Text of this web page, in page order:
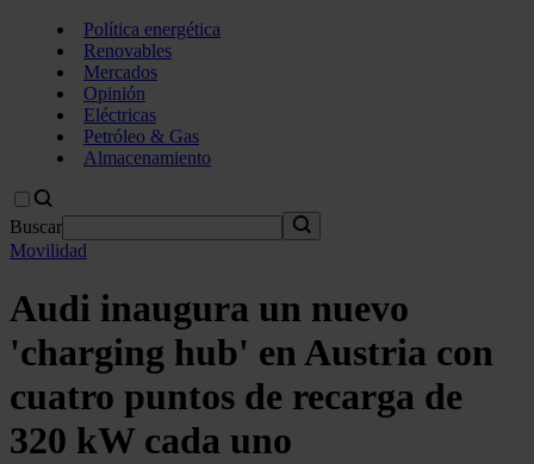
Política energética
Renovables
Mercados
Opinión
Eléctricas
Petróleo & Gas
Almacenamiento
Buscar
Movilidad
Audi inaugura un nuevo
'charging hub' en Austria con
cuatro puntos de recarga de
320 kW cada uno